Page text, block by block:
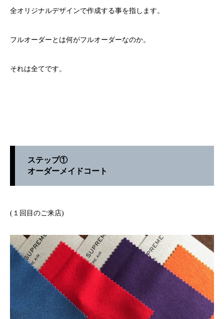
全オリジナルデザインで作成する事を指します。
フルオーダーとは何がフルオーダーなのか。
それは全てです。
ステップ①
オーダーメイドコート
(１回目のご来店)